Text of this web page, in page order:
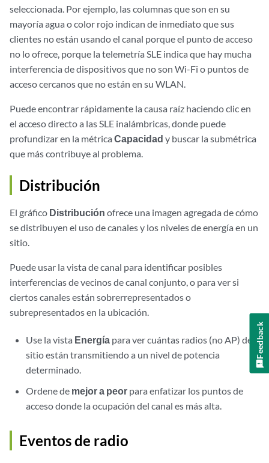
seleccionada. Por ejemplo, las columnas que son en su
mayoría agua o color rojo indican de inmediato que sus
clientes no están usando el canal porque el punto de acceso
no lo ofrece, porque la telemetría SLE indica que hay mucha
interferencia de dispositivos que no son Wi-Fi o puntos de
acceso cercanos que no están en su WLAN.
Puede encontrar rápidamente la causa raíz haciendo clic en
el acceso directo a las SLE inalámbricas, donde puede
profundizar en la métrica Capacidad y buscar la submétrica
que más contribuye al problema.
Distribución
El gráfico Distribución ofrece una imagen agregada de cómo
se distribuyen el uso de canales y los niveles de energía en un
sitio.
Puede usar la vista de canal para identificar posibles
interferencias de vecinos de canal conjunto, o para ver si
ciertos canales están sobrerrepresentados o
subrepresentados en la ubicación.
Use la vista Energía para ver cuántas radios (no AP) del
sitio están transmitiendo a un nivel de potencia
determinado.
Ordene de mejor a peor para enfatizar los puntos de
acceso donde la ocupación del canal es más alta.
Eventos de radio
Feedback